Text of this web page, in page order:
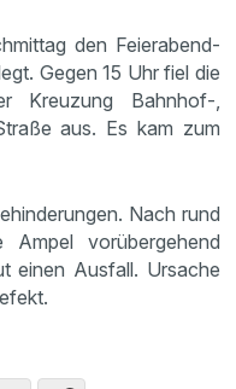
den Feierabend-
Gegen 15 Uhr fiel die
Kreuzung Bahnhof-,
aus. Es kam zum
Nach rund
vorübergehend
einen Ausfall. Ursache